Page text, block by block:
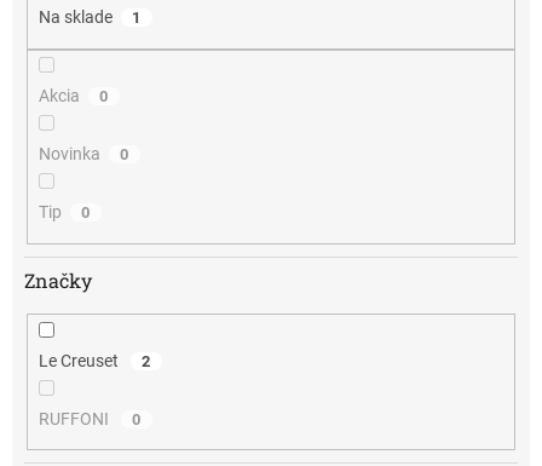
Na sklade 1
Akcia 0
Novinka 0
Tip 0
Značky
Le Creuset 2
RUFFONI 0